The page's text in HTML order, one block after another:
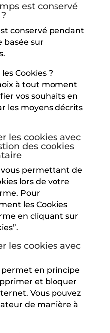
est conservé
conservé pendant
basée sur
Cookies ?
à tout moment
vos souhaits en
les moyens décrits
les cookies avec
des cookies
permettant de
lors de votre
Pour
les Cookies
en cliquant sur
les cookies avec
en principe
et bloquer
Vous pouvez
de manière à